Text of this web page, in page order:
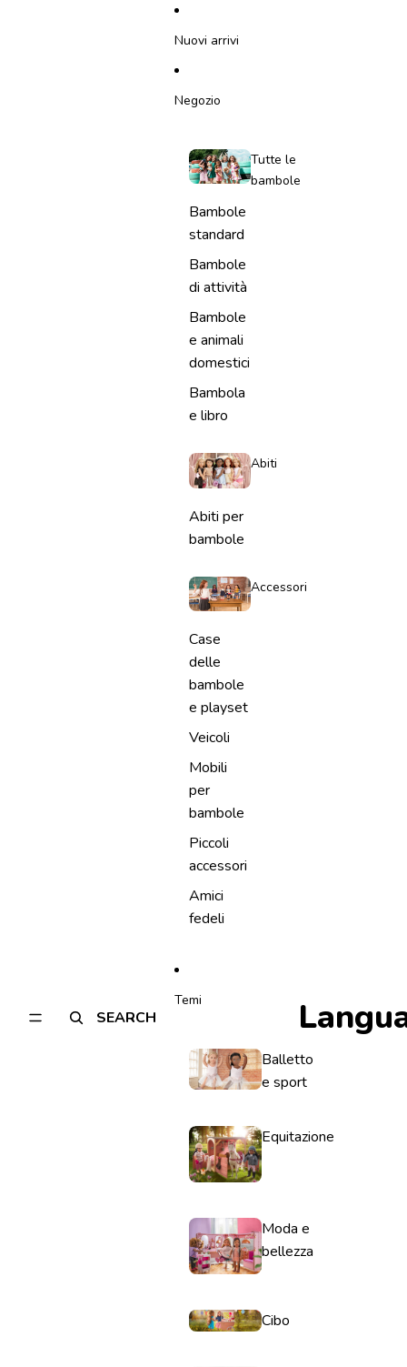
SEARCH
Nuovi arrivi
Negozio
Tutte le
bambole
Bambole
standard
Bambole
di attività
Bambole
e animali
domestici
Bambola
e libro
Abiti
Abiti per
bambole
Accessori
Case
delle
bambole
e playset
Veicoli
Mobili
per
bambole
Piccoli
accessori
Amici
fedeli
Temi
Balletto
e sport
Equitazione
Moda e
bellezza
Cibo